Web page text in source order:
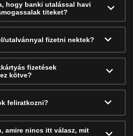
hogy banki utalással havi
titeket?
utalvánnyal fizetni nektek?
fizetések
kötve?
feliratkozni?
amire nincs itt válasz, mit